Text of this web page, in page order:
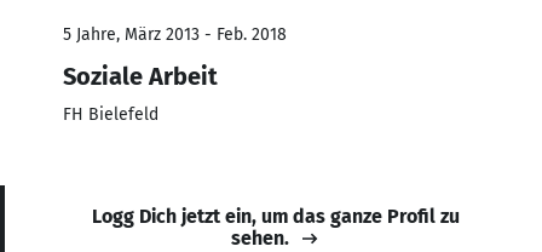
5 Jahre, März 2013 - Feb. 2018
Soziale Arbeit
FH Bielefeld
Logg Dich jetzt ein, um das ganze Profil zu
sehen.